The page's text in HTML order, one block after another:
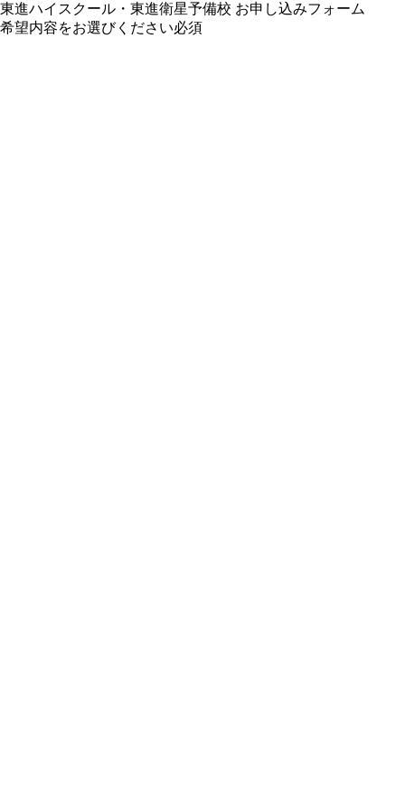
東進ハイスクール・東進衛星予備校 お申し込みフォーム
希望内容をお選びください必須